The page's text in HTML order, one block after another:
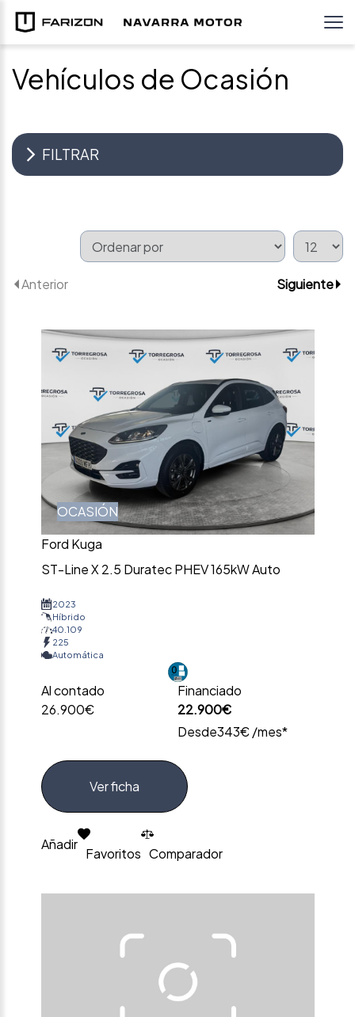
Vehículos de Ocasión
FILTRAR
Anterior Siguiente
OCASIÓN
Ford Kuga
ST-Line X 2.5 Duratec PHEV 165kW Auto
2023
Híbrido
40.109
225
Automática
Al contado
26.900€
Financiado
22.900€
Desde343€ /mes*
Ver ficha
Añadir
Favoritos Comparador